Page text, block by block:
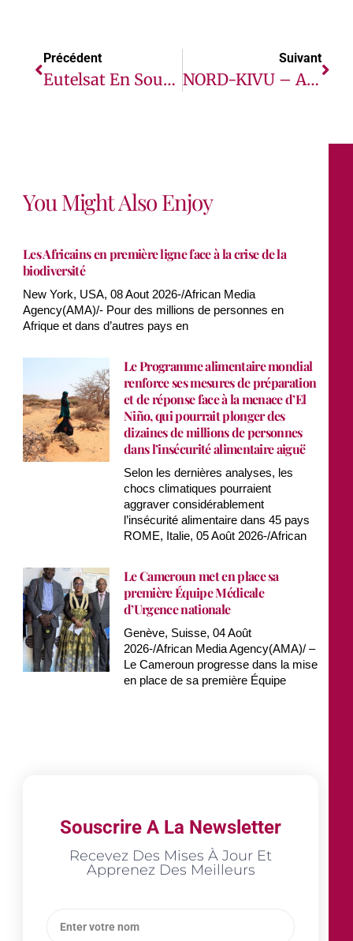
Précédent
Eutelsat En Soutien Du Programme Alimentaire Mondial Pour Accompagner L’aide Humanitaire Déployée À Madagascar
Suivant
NORD-KIVU – A BUTEMBO, LA MONUSCO APPORTE ASSISTANCE À LA PRISON KAKWANGURA
You Might Also Enjoy
Les Africains en première ligne face à la crise de la
biodiversité
New York, USA, 08 Aout 2026-/African Media
Agency(AMA)/- Pour des millions de personnes en
Afrique et dans d’autres pays en
Le Programme alimentaire mondial
renforce ses mesures de préparation
et de réponse face à la menace d’El
Niño, qui pourrait plonger des
dizaines de millions de personnes
dans l’insécurité alimentaire aiguë
Selon les dernières analyses, les
chocs climatiques pourraient
aggraver considérablement
l’insécurité alimentaire dans 45 pays
ROME, Italie, 05 Août 2026-/African
Le Cameroun met en place sa
première Équipe Médicale
d’Urgence nationale
Genève, Suisse, 04 Août
2026-/African Media Agency(AMA)/ –
Le Cameroun progresse dans la mise
en place de sa première Équipe
Souscrire A La Newsletter
Recevez Des Mises À Jour Et
Apprenez Des Meilleurs